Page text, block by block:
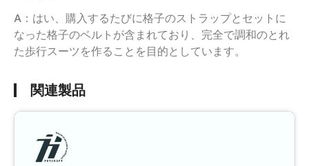
A：はい、購入するたびに格子のストラップとセットに
なった格子のベルトが含まれており、完全で調和のとれ
た歩行スーツを作ることを目的としています。
関連製品